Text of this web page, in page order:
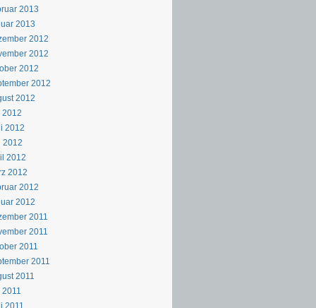
2013
2013
2012
2012
2012
2012
2012
2012
2012
2012
2012
2012
2012
2012
2011
2011
2011
2011
2011
2011